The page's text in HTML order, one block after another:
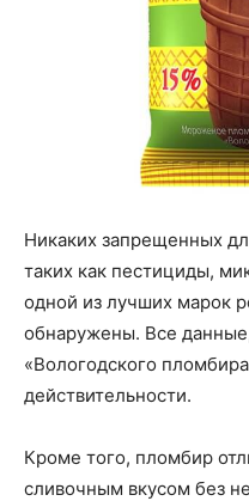
Никаких запрещенных
таких как пестициды,
одной из лучших марок
обнаружены. Все
«Вологодского
действительности.
Кроме того, пломбир
сливочным вкусом без